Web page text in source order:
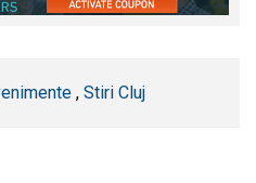
, Stiri Cluj